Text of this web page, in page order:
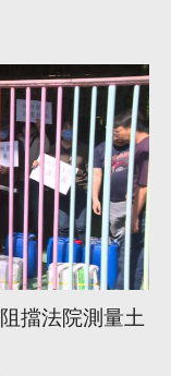
擋法院測量土